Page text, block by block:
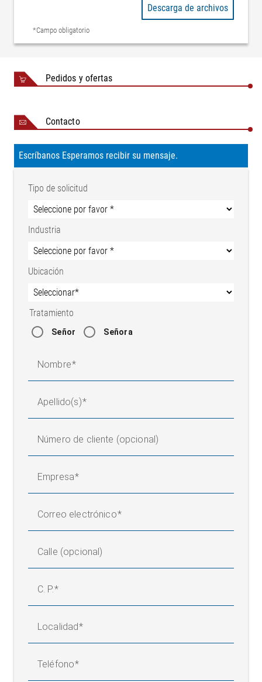
Certificado NRTL CU 72170613 03
Certificado NRTL CU 72170249 03
Clase de protección
IP 54
*Campo obligatorio
Descarga de archivos
Pedidos y ofertas
Contacto
Escríbanos Esperamos recibir su mensaje.
Tipo de solicitud
Industria
Ubicación
Tratamiento
Señor Señora
Nombre
Apellido(s)
Número de cliente (opcional)
Empresa
Correo electrónico
Calle (opcional)
C. P.
Localidad
Teléfono